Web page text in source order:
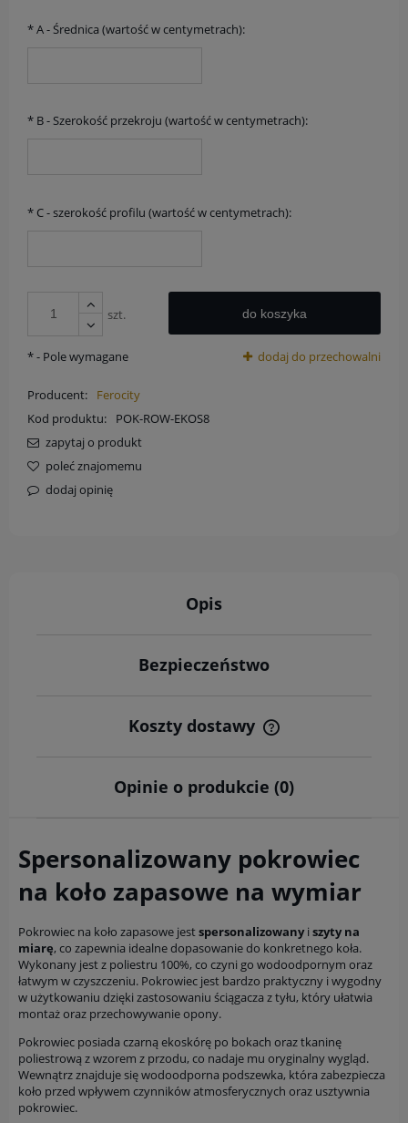
*A - Średnica (wartość w centymetrach):
* B - Szerokość przekroju (wartość w centymetrach):
* C - szerokość profilu (wartość w centymetrach):
szt. do koszyka
dodaj do przechowalni
*- Pole wymagane
Producent:
Ferocity
Kod produktu:
POK-ROW-EKOS8
zapytaj o produkt
poleć znajomemu
dodaj opinię
Opis
Bezpieczeństwo
Koszty dostawy
Cena nie zawiera ewentualnych kosztów płatności
Opinie o produkcie (0)
Spersonalizowany pokrowiec
na koło zapasowe na wymiar
Pokrowiec na koło zapasowe jestspersonalizowanyi szyty na
miarę, co zapewnia idealne dopasowanie do konkretnego koła.
Wykonany jest z poliestru 100%, co czyni go wodoodpornym oraz
łatwym w czyszczeniu. Pokrowiec jest bardzo praktyczny i wygodny
w użytkowaniu dzięki zastosowaniu ściągacza z tyłu, który ułatwia
montaż oraz przechowywanie opony.
Pokrowiec posiada czarną ekoskórę po bokach oraz tkaninę
poliestrową z wzorem z przodu, co nadaje mu oryginalny wygląd.
Wewnątrz znajduje się wodoodporna podszewka, która zabezpiecza
koło przed wpływem czynników atmosferycznych oraz usztywnia
pokrowiec.